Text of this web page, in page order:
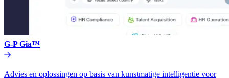
G-P Gia™​​
Advies en oplossingen op basis van kunstmatige intelligentie voor